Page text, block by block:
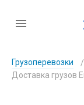
Грузоперевозки /